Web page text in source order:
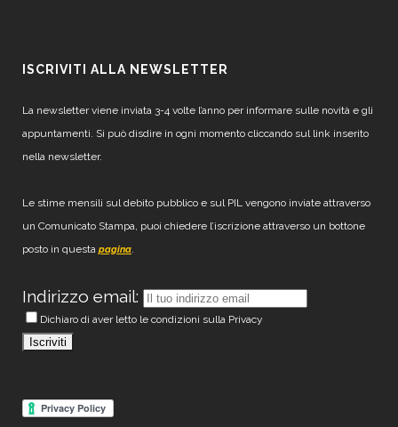
ISCRIVITI ALLA NEWSLETTER
La newsletter viene inviata 3-4 volte l’anno per informare sulle novità e gli
appuntamenti. Si può disdire in ogni momento cliccando sul link inserito
nella newsletter.
Le stime mensili sul debito pubblico e sul PIL vengono inviate attraverso
un Comunicato Stampa, puoi chiedere l’iscrizione attraverso un bottone
posto in questa pagina.
Indirizzo email:
Dichiaro di aver letto le condizioni sulla Privacy